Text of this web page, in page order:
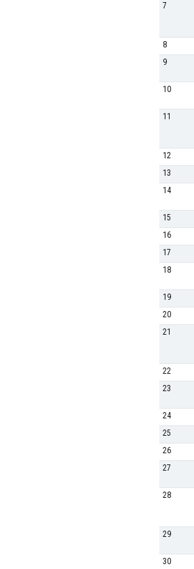
7
8
9
10
11
12
13
14
15
16
17
18
19
20
21
22
23
24
25
26
27
28
29
30